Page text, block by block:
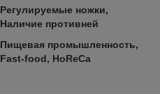
Регулируемые ножки,
Наличие противней
Пищевая промышленность,
Fast-food, HoReCa